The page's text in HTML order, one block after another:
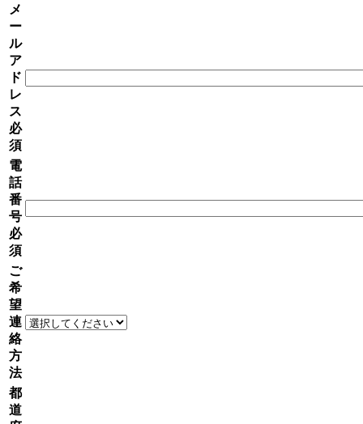
メ
ー
ル
ア
ド
レ
ス
必
須
電
話
番
号
必
須
ご
希
望
連
絡
方
法
都
道